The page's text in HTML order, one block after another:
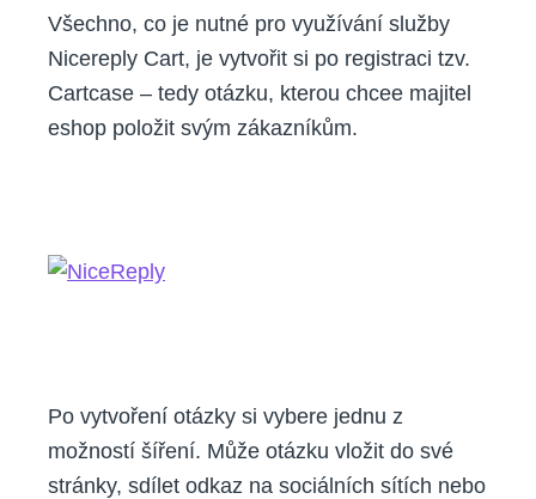
Všechno, co je nutné pro využívání služby
Nicereply Cart, je vytvořit si po registraci tzv.
Cartcase – tedy otázku, kterou chcee majitel
eshop položit svým zákazníkům.
Po vytvoření otázky si vybere jednu z
možností šíření. Může otázku vložit do své
stránky, sdílet odkaz na sociálních sítích nebo